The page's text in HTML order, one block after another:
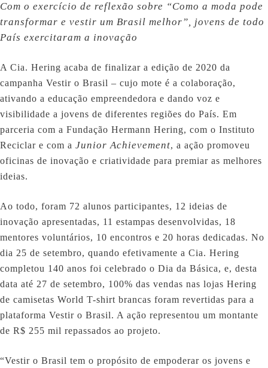
Com o exercício de reflexão sobre “Como a moda pode
transformar e vestir um Brasil melhor”, jovens de todo
País exercitaram a inovação
A Cia. Hering acaba de finalizar a edição de 2020 da
campanha Vestir o Brasil – cujo mote é a colaboração,
ativando a educação empreendedora e dando voz e
visibilidade a jovens de diferentes regiões do País. Em
parceria com a Fundação Hermann Hering, com o Instituto
Reciclar e com a Junior Achievement, a ação promoveu
oficinas de inovação e criatividade para premiar as melhores
ideias.
Ao todo, foram 72 alunos participantes, 12 ideias de
inovação apresentadas, 11 estampas desenvolvidas, 18
mentores voluntários, 10 encontros e 20 horas dedicadas. No
dia 25 de setembro, quando efetivamente a Cia. Hering
completou 140 anos foi celebrado o Dia da Básica, e, desta
data até 27 de setembro, 100% das vendas nas lojas Hering
de camisetas World T-shirt brancas foram revertidas para a
plataforma Vestir o Brasil. A ação representou um montante
de R$ 255 mil repassados ao projeto.
“Vestir o Brasil tem o propósito de empoderar os jovens e